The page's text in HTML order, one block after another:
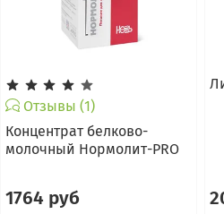
Отзывы (1)
Концентрат белково-
молочный Нормолит-PRO
1764 руб